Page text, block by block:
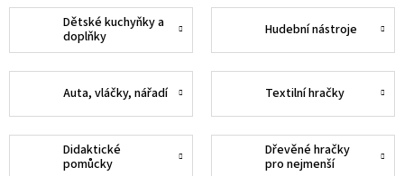
Dětské kuchyňky a
doplňky
Hudební nástroje
Auta, vláčky, nářadí Textilní hračky
Didaktické
pomůcky
Dřevěné hračky
pro nejmenší